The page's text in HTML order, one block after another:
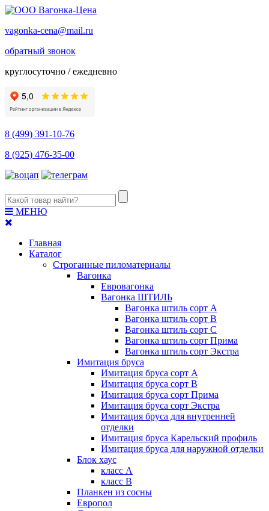
vagonka-cena@mail.ru
обратный звонок
круглосуточно / ежедневно
8 (499) 391-10-76
8 (925) 476-35-00
МЕНЮ
Главная
Каталог
Строганные пиломатериалы
Вагонка
Евровагонка
Вагонка ШТИЛЬ
Вагонка штиль сорт А
Вагонка штиль сорт В
Вагонка штиль сорт С
Вагонка штиль сорт Прима
Вагонка штиль сорт Экстра
Имитация бруса
Имитация бруса сорт А
Имитация бруса сорт В
Имитация бруса сорт Прима
Имитация бруса сорт Экстра
Имитация бруса для внутренней
отделки
Имитация бруса Карельский профиль
Имитация бруса для наружной отделки
Блок хаус
класс А
класс В
Планкен из сосны
Европол